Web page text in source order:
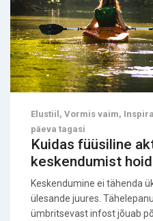
Elustiil, Vormis vaim,
päeva tagasi
Kuidas füüsiline
keskendumist
Keskendumine ei tähenda
ülesande juures.
ümbritsevast infost jõuab